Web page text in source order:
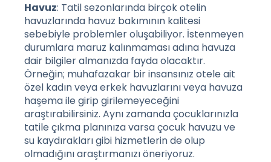
Havuz: Tatil sezonlarında birçok otelin
havuzlarında havuz bakımının kalitesi
sebebiyle problemler oluşabiliyor. İstenmeyen
durumlara maruz kalınmaması adına havuza
dair bilgiler almanızda fayda olacaktır.
Örneğin; muhafazakar bir insansınız otele ait
özel kadın veya erkek havuzlarını veya havuza
haşema ile girip girilemeyeceğini
araştırabilirsiniz. Aynı zamanda çocuklarınızla
tatile çıkma planınıza varsa çocuk havuzu ve
su kaydırakları gibi hizmetlerin de olup
olmadığını araştırmanızı öneriyoruz.